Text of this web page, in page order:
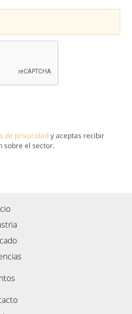
de privacidady aceptas recibir
sobre el sector.